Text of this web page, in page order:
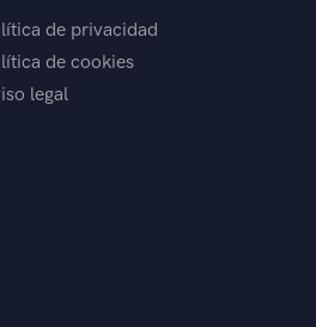
de privacidad
de cookies
legal